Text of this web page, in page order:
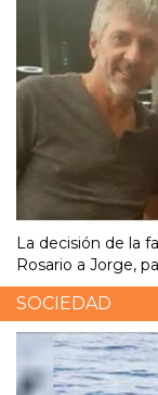
La decisión de la
Rosario a Jorge,
SOCIEDAD